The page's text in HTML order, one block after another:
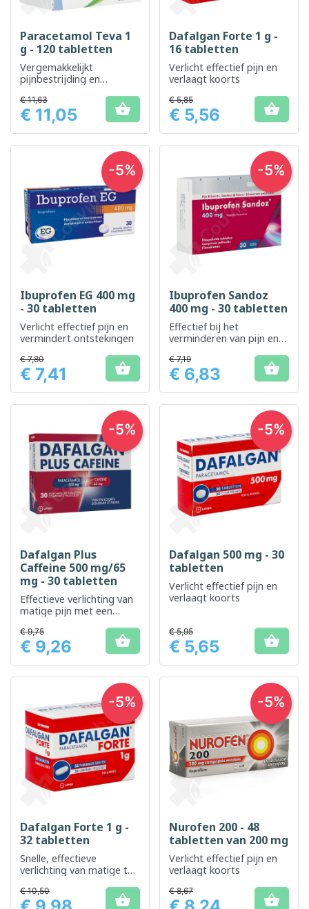
Paracetamol Teva 1
g - 120 tabletten
Vergemakkelijkt
pijnbestrijding en
voor volwassenen
Prijs
€ 11,63
€ 11,05 
Dafalgan Forte 1 g -
16 tabletten
Verlicht effectief pijn en
verlaagt koorts
Prijs
€ 5,85
€ 5,56 
Ibuprofen EG 400 mg
- 30 tabletten
Verlicht effectief pijn en
vermindert ontstekingen
Prijs
€ 7,80
€ 7,41 
-5%
Ibuprofen Sandoz
400 mg - 30 tabletten
Effectief bij het
verminderen van pijn en
ontstekingen
Prijs
€ 7,19
€ 6,83 
-5%
Dafalgan Plus
Caffeine 500 mg/65
mg - 30 tabletten
Effectieve verlichting van
matige pijn met een
Prijs
€ 9,75
€ 9,26 
-5%
Dafalgan 500 mg - 30
tabletten
Verlicht effectief pijn en
verlaagt koorts
Prijs
€ 5,95
€ 5,65 
-5%
Dafalgan Forte 1 g -
32 tabletten
Snelle, effectieve
verlichting van matige tot
€ 10,50

-5%
Nurofen 200 - 48
tabletten van 200 mg
Verlicht effectief pijn en
verlaagt koorts
€ 8,67

-5%